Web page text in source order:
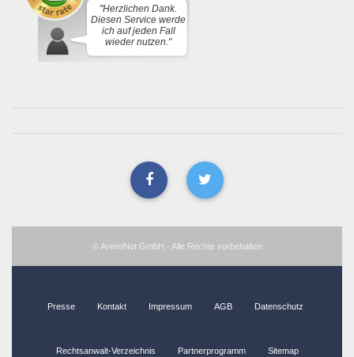
"Herzlichen Dank.
Diesen Service werde
ich auf jeden Fall
wieder nutzen."
© ArenoNet GmbH - Alle Rechte vorbehalten
Presse Kontakt Impressum AGB Datenschutz
Rechtsanwalt-Verzeichnis Partnerprogramm Sitemap